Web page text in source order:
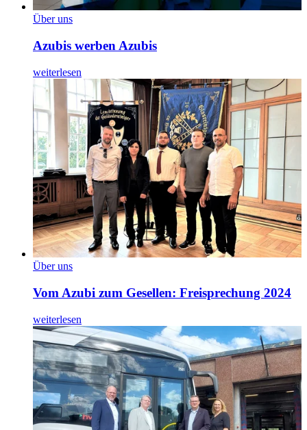
Über uns
Azubis werben Azubis
weiterlesen
Über uns
Vom Azubi zum Gesellen: Freisprechung 2024
weiterlesen